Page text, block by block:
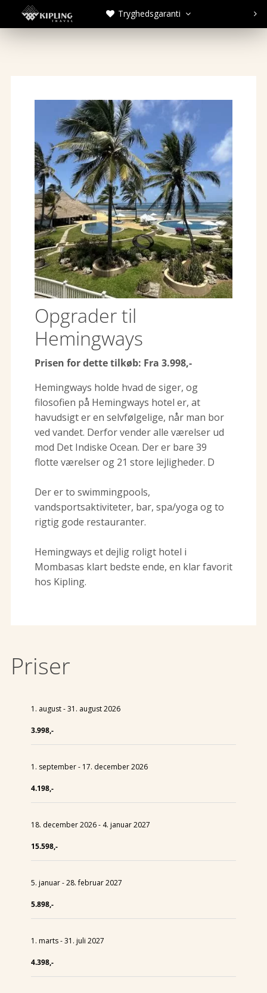
 Tryghedsgaranti  
Opgrader til
Hemingways
Prisen for dette tilkøb: Fra 3.998,-
Hemingways holde hvad de siger, og
filosofien på Hemingways hotel er, at
havudsigt er en selvfølgelige, når man bor
ved vandet. Derfor vender alle værelser ud
mod Det Indiske Ocean. Der er bare 39
flotte værelser og 21 store lejligheder. D
Der er to swimmingpools,
vandsportsaktiviteter, bar, spa/yoga og to
rigtig gode restauranter.
Hemingways et dejlig roligt hotel i
Mombasas klart bedste ende, en klar favorit
hos Kipling.
Priser
1. august - 31. august 2026
3.998,-
1. september - 17. december 2026
4.198,-
18. december 2026 - 4. januar 2027
15.598,-
5. januar - 28. februar 2027
5.898,-
1. marts - 31. juli 2027
4.398,-